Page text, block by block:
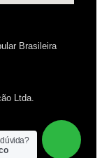
Brasileira
Ltda.